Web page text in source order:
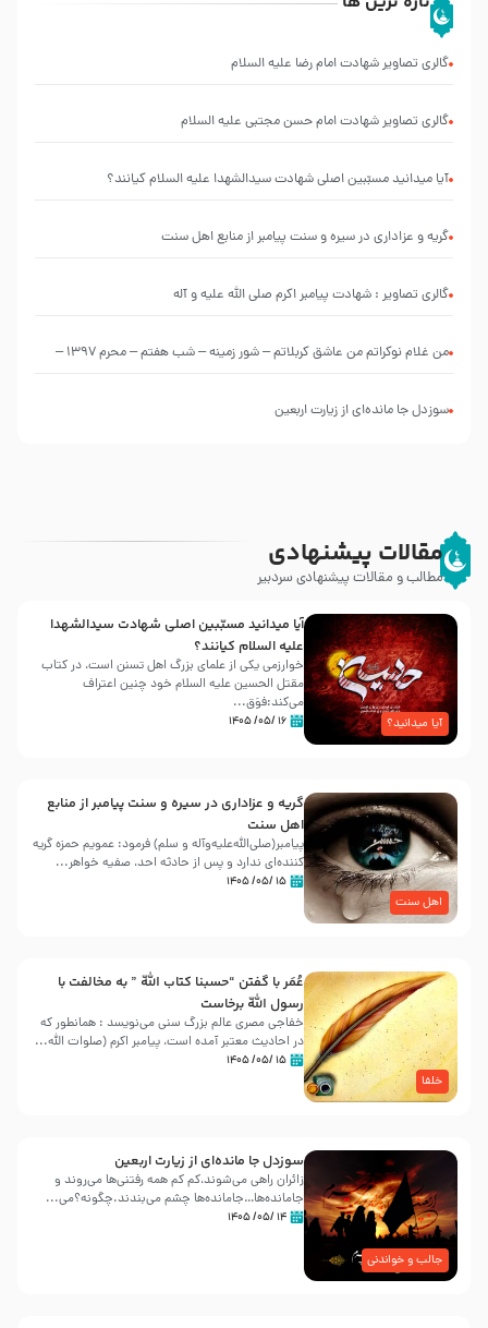
گالری تصاویر شهادت امام رضا علیه السلام
گالری تصاویر شهادت امام حسن مجتبی علیه السلام
آیا میدانید مسبّبین اصلی شهادت سیدالشهدا علیه ‌السلام کیانند؟
گریه و عزاداری در سیره و سنت پیامبر از منابع اهل سنت
گالری تصاویر : شهادت پیامبر اکرم صلی الله علیه و آله
من غلام نوکراتم من عاشق کربلاتم – شور زمینه – شب هفتم – محرم 1397 –
سوزدل جا مانده‌ای از زیارت اربعین
مقالات پیشنهادی
مطالب و مقالات پیشنهادی سردبیر
آیا میدانید؟
آیا میدانید مسبّبین اصلی شهادت سیدالشهدا
علیه ‌السلام کیانند؟
خوارزمی یکی از علمای بزرگ اهل تسنن است، در کتاب
مقتل الحسین علیه ‌السلام خود چنین اعتراف
می‌کند:فوَق...
۱۶ /۰۵/ ۱۴۰۵
اهل سنت
گریه و عزاداری در سیره و سنت پیامبر از منابع
اهل سنت
پیامبر(صلی‌الله‌علیه‌وآله و سلم) فرمود: عمویم حمزه گریه
کننده‌ای ندارد و پس از حادثه احد، صفیه خواهر...
۱۵ /۰۵/ ۱۴۰۵
خلفا
عُمَر با گفتن “حسبنا كتاب اللّه ” به مخالفت با
رسول اللّه برخاست
خفاجی مصری عالم بزرگ سنی می‌نویسد : همانطور که
در احادیث معتبر آمده است، پیامبر اکرم (صلوات اللّه...
۱۵ /۰۵/ ۱۴۰۵
جالب و خواندنی
سوزدل جا مانده‌ای از زیارت اربعین
زائران راهی می‌شوند،کم‌ کم همه رفتنی‌ها می‌روند و
جامانده‌ها…جامانده‌ها چشم می‌بندند.چگونه؟می‌...
۱۴ /۰۵/ ۱۴۰۵